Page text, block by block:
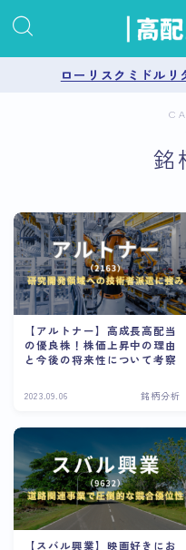
プライバシーポリシー
運営者情報
サイトマップ
ローリスクミドルリ
銘
【アルトナー】高成長高配当
の優良株！株価上昇中の理由
と今後の将来性について考察
2023.09.06 銘柄分析
【スバル興業】映画好きにお